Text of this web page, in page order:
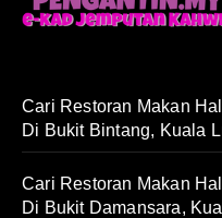
Cari Restoran Makan
Di Bukit Bintang, Kuala
Cari Restoran Makan
Di Bukit Damansara,